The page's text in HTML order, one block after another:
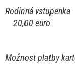
20,00 euro
Možnost platby